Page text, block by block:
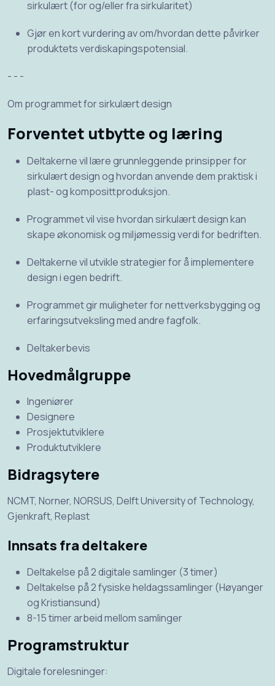
sirkulært (for og/eller fra sirkularitet)
Gjør en kort vurdering av om/hvordan dette påvirker
produktets verdiskapingspotensial.
- - -
Om programmet for sirkulært design
Forventet utbytte og læring
Deltakerne vil lære grunnleggende prinsipper for
sirkulært design og hvordan anvende dem praktisk i
plast- og komposittproduksjon.
Programmet vil vise hvordan sirkulært design kan
skape økonomisk og miljømessig verdi for bedriften.
Deltakerne vil utvikle strategier for å implementere
design i egen bedrift.
Programmet gir muligheter for nettverksbygging og
erfaringsutveksling med andre fagfolk.
Deltakerbevis
Hovedmålgruppe
Ingeniører
Designere
Prosjektutviklere
Produktutviklere
Bidragsytere
NCMT, Norner, NORSUS, Delft University of Technology,
Gjenkraft, Replast
Innsats fra deltakere
Deltakelse på 2 digitale samlinger (3 timer)
Deltakelse på 2 fysiske heldagssamlinger (Høyanger
og Kristiansund)
8-15 timer arbeid mellom samlinger
Programstruktur
Digitale forelesninger: